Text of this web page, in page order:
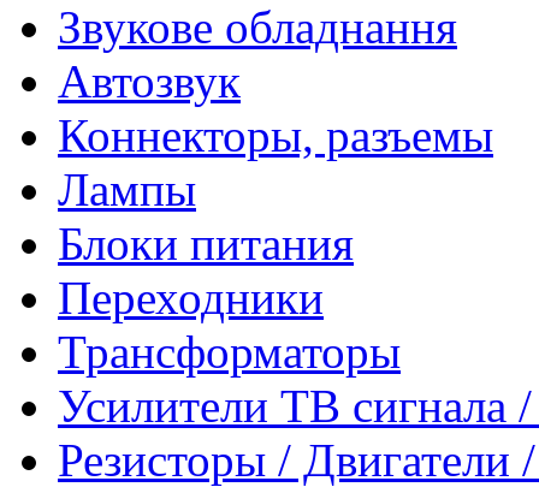
Звукове обладнання
Автозвук
Коннекторы, разъемы
Лампы
Блоки питания
Переходники
Трансформаторы
Усилители ТВ сигнала
Резисторы /